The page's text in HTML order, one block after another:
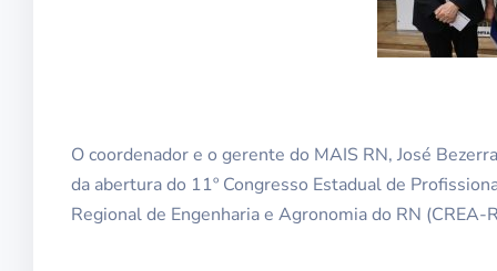
O coordenador e o gerente do MAIS RN, José
da abertura do 11º Congresso Estadual de
Regional de Engenharia e Agronomia do RN